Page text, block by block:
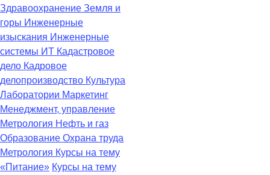
Здравоохранение Земля и
горы Инженерные
изыскания Инженерные
системы ИТ Кадастровое
дело Кадровое
делопроизводство Культура
Лаборатории Маркетинг
Менеджмент, управление
Метрология Нефть и газ
Образование Охрана труда
Метрология Курсы на тему
«Питание» Курсы на тему